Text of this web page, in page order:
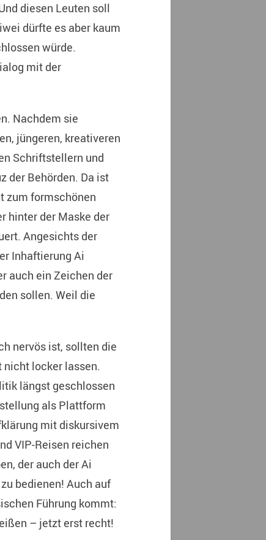
diesen Leuten soll
dürfte es aber kaum
würde.
mit der
Nachdem sie
jüngeren, kreativeren
Schriftstellern und
der Behörden. Da ist
zum formschönen
hinter der Maske der
Angesichts der
Inhaftierung Ai
auch ein Zeichen der
sollen. Weil die
nervös ist, sollten die
locker lassen.
längst geschlossen
als Plattform
mit diskursivem
VIP-Reisen reichen
der auch der Ai
bedienen! Auch auf
Führung kommt:
– jetzt erst recht!